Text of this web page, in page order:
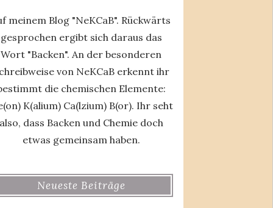
meinem Blog "NeKCaB". Rückwärts
gesprochen ergibt sich daraus das
Wort "Backen". An der besonderen
von NeKCaB erkennt ihr
die chemischen Elemente:
K(alium) Ca(lzium) B(or). Ihr seht
dass Backen und Chemie doch
etwas gemeinsam haben.
Neueste Beiträge